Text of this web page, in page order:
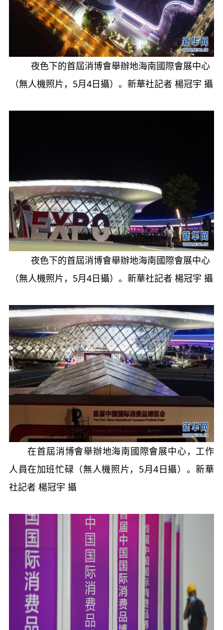
夜色下的首屆消博會舉辦地海南國際會展中心
（無人機照片，5月4日攝）。新華社記者 楊冠宇 攝
夜色下的首屆消博會舉辦地海南國際會展中心
（無人機照片，5月4日攝）。新華社記者 楊冠宇 攝
在首屆消博會舉辦地海南國際會展中心，工作
人員在加班忙碌（無人機照片，5月4日攝）。新華
社記者 楊冠宇 攝